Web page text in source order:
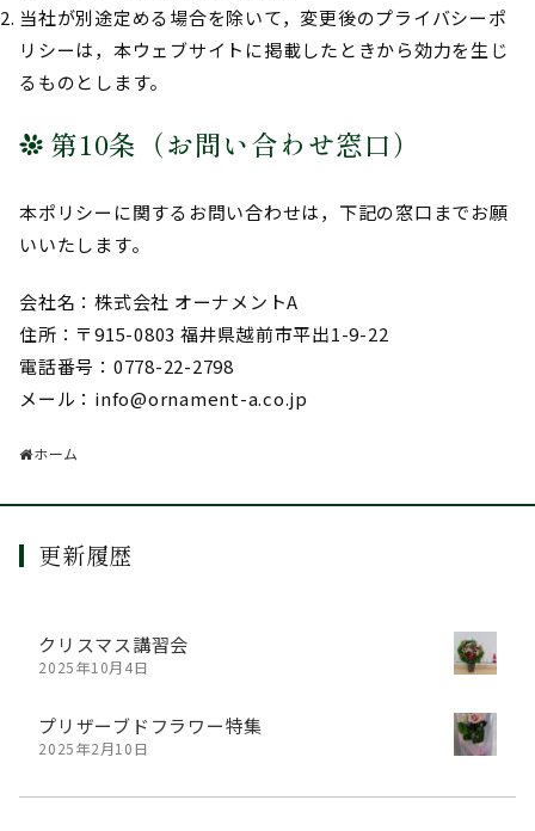
当社が別途定める場合を除いて，変更後のプライバシーポ
リシーは，本ウェブサイトに掲載したときから効力を生じ
るものとします。
第10条（お問い合わせ窓口）
本ポリシーに関するお問い合わせは，下記の窓口までお願
いいたします。
会社名：株式会社 オーナメントA
住所：〒915-0803 福井県越前市平出1-9-22
電話番号：0778-22-2798
メール：info@ornament-a.co.jp
ホーム
更新履歴
クリスマス講習会
2025年10月4日
プリザーブドフラワー特集
2025年2月10日